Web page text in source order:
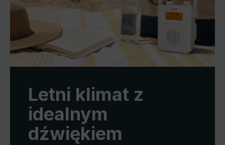
Letni klimat z
idealnym
dźwiękiem